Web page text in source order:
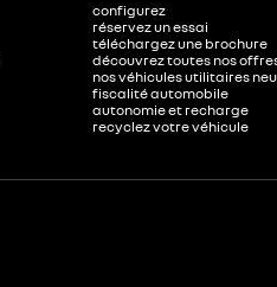
configurez
réservez un essai
téléchargez une brochure
découvrez toutes nos
nos véhicules utilitaires
fiscalité automobile
autonomie et recharge
recyclez votre véhicule